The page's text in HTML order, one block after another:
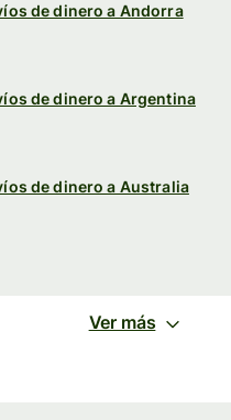
de dinero a Andorra
de dinero a Argentina
de dinero a Australia
Ver más